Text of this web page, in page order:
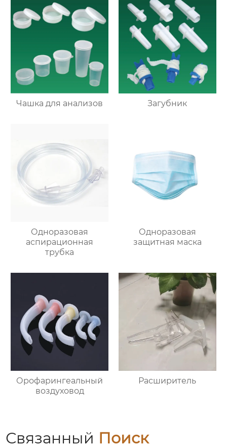
Чашка для анализов Загубник
Одноразовая
аспирационная
трубка
Одноразовая
защитная маска
Орофарингеальный
воздуховод
Расширитель
Связанный Поиск